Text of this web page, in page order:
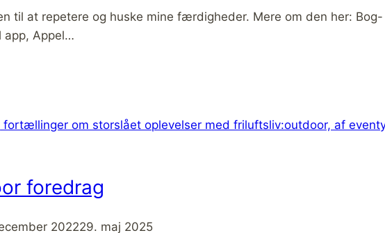
til at repetere og huske mine færdigheder. Mere om den her:
app, Appel…
foredrag
202229. maj 2025